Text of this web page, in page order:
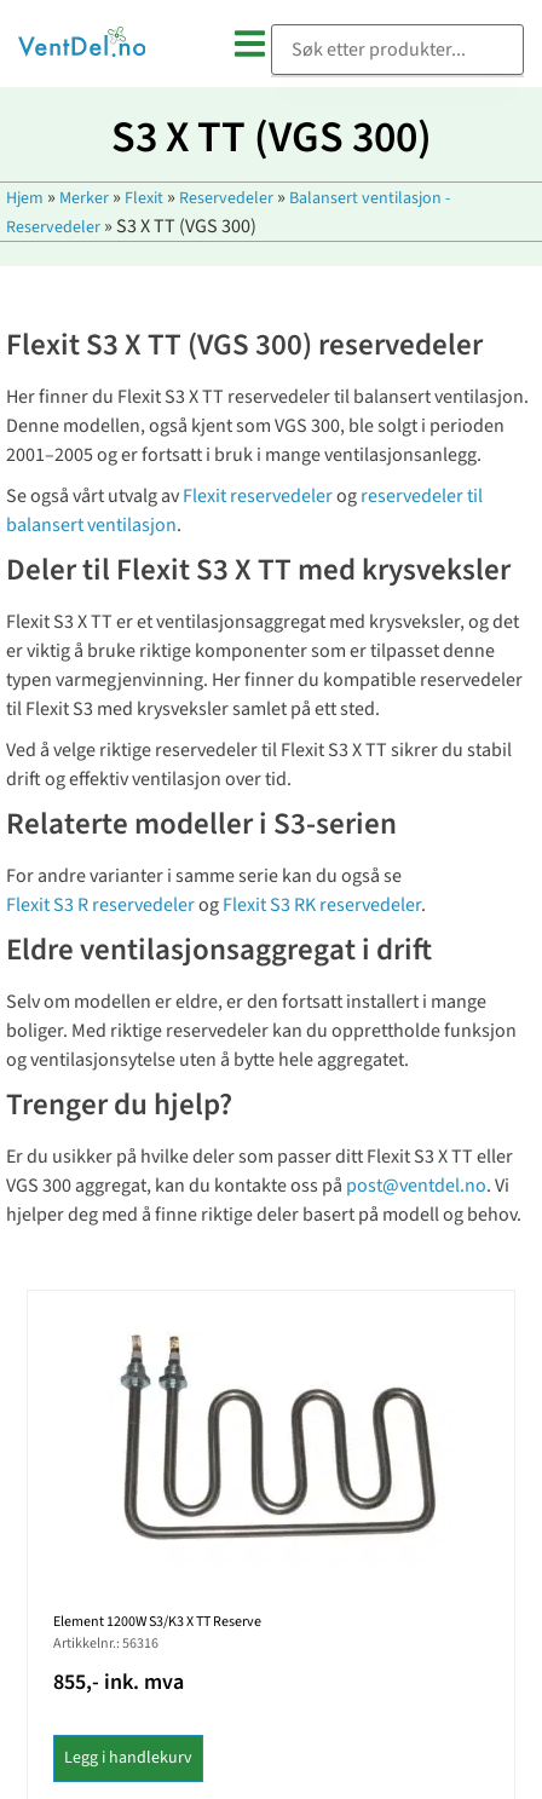
S3 X TT (VGS 300)
Hjem » Merker » Flexit » Reservedeler » Balansert ventilasjon -
Reservedeler » S3 X TT (VGS 300)
Flexit S3 X TT (VGS 300) reservedeler
Her finner du Flexit S3 X TT reservedeler til balansert ventilasjon.
Denne modellen, også kjent som VGS 300, ble solgt i perioden
2001–2005 og er fortsatt i bruk i mange ventilasjonsanlegg.
Se også vårt utvalg avFlexit reservedelerogreservedeler til
balansert ventilasjon.
Deler til Flexit S3 X TT med krysveksler
Flexit S3 X TT er et ventilasjonsaggregat med krysveksler, og det
er viktig å bruke riktige komponenter som er tilpasset denne
typen varmegjenvinning. Her finner du kompatible reservedeler
til Flexit S3 med krysveksler samlet på ett sted.
Ved å velge riktige reservedeler til Flexit S3 X TT sikrer du stabil
drift og effektiv ventilasjon over tid.
Relaterte modeller i S3-serien
For andre varianter i samme serie kan du også se
Flexit S3 R reservedelerogFlexit S3 RK reservedeler.
Eldre ventilasjonsaggregat i drift
Selv om modellen er eldre, er den fortsatt installert i mange
boliger. Med riktige reservedeler kan du opprettholde funksjon
og ventilasjonsytelse uten å bytte hele aggregatet.
Trenger du hjelp?
Er du usikker på hvilke deler som passer ditt Flexit S3 X TT eller
VGS 300 aggregat, kan du kontakte oss på post@ventdel.no. Vi
hjelper deg med å finne riktige deler basert på modell og behov.
Element 1200W S3/K3 X TT Reserve
Artikkelnr.: 56316
855,- ink. mva
Legg i handlekurv